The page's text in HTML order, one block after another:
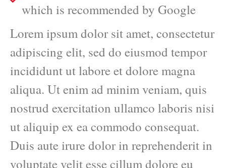
which is recommended by Google
Lorem ipsum dolor sit amet, consectetur
adipiscing elit, sed do eiusmod tempor
incididunt ut labore et dolore magna
aliqua. Ut enim ad minim veniam, quis
nostrud exercitation ullamco laboris nisi
ut aliquip ex ea commodo consequat.
Duis aute irure dolor in reprehenderit in
voluptate velit esse cillum dolore eu